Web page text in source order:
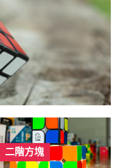
二階方塊